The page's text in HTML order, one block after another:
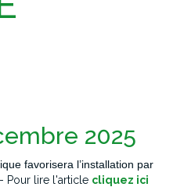
2025
favorisera l’installation par
- Pour lire l'article cliquez ici